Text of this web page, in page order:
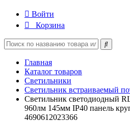
Войти
Корзина
Главная
Каталог товаров
Светильники
Светильник встраиваемый
Светильник светодиодный
960лм 145мм IP40 панель
4690612023366